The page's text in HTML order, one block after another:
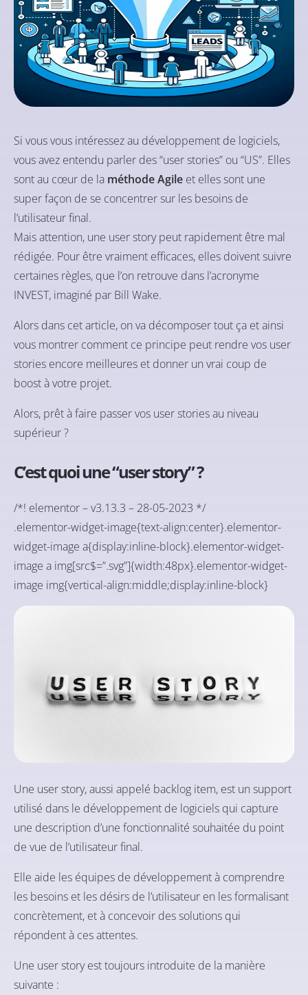
Si vous vous intéressez au développement de logiciels,
vous avez entendu parler des “user stories” ou “US”. Elles
sont au cœur de la méthode Agile et elles sont une
super façon de se concentrer sur les besoins de
l’utilisateur final.
Mais attention, une user story peut rapidement être mal
rédigée. Pour être vraiment efficaces, elles doivent suivre
certaines règles, que l’on retrouve dans l’acronyme
INVEST, imaginé par Bill Wake.
Alors dans cet article, on va décomposer tout ça et ainsi
vous montrer comment ce principe peut rendre vos user
stories encore meilleures et donner un vrai coup de
boost à votre projet.
Alors, prêt à faire passer vos user stories au niveau
supérieur ?
C’est quoi une “user story” ?
/*! elementor – v3.13.3 – 28-05-2023 */
.elementor-widget-image{text-align:center}.elementor-
widget-image a{display:inline-block}.elementor-widget-
image a img[src$=”.svg”]{width:48px}.elementor-widget-
image img{vertical-align:middle;display:inline-block}
Une user story, aussi appelé backlog item, est un support
utilisé dans le développement de logiciels qui capture
une description d’une fonctionnalité souhaitée du point
de vue de l’utilisateur final.
Elle aide les équipes de développement à comprendre
les besoins et les désirs de l’utilisateur en les formalisant
concrètement, et à concevoir des solutions qui
répondent à ces attentes.
Une user story est toujours introduite de la manière
suivante :